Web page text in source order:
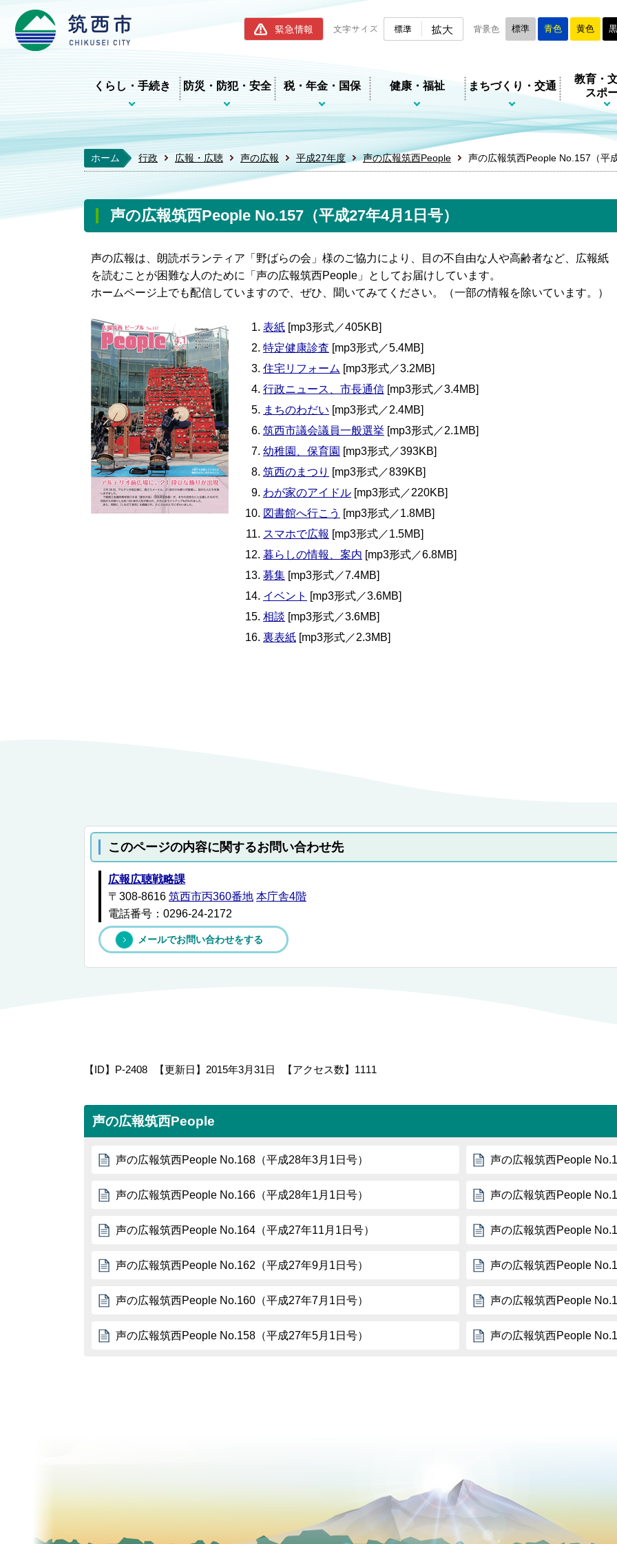
筑西市ホームページ
緊急情報 文字サイズ 標準 拡大 背景色 標準 青色 黄色
くらし・手続き 防災・防犯・安全 税・年金・国保 健康・福祉 まちづくり・交通
教育・
スポ
ホーム 行政 広報・広聴 声の広報 平成27年度 声の広報筑西People 声の広報筑西People No.157（平
声の広報筑西People No.157（平成27年4月1日号）
声の広報は、朗読ボランティア「野ばらの会」様のご協力により、目の不自由な人や高齢者など、広報紙
を読むことが困難な人のために「声の広報筑西People」としてお届けしています。
ホームページ上でも配信していますので、ぜひ、聞いてみてください。（一部の情報を除いています。）
表紙 [mp3形式／405KB]
特定健康診査 [mp3形式／5.4MB]
住宅リフォーム [mp3形式／3.2MB]
行政ニュース、市長通信 [mp3形式／3.4MB]
まちのわだい [mp3形式／2.4MB]
筑西市議会議員一般選挙 [mp3形式／2.1MB]
幼稚園、保育園 [mp3形式／393KB]
筑西のまつり [mp3形式／839KB]
わが家のアイドル [mp3形式／220KB]
図書館へ行こう [mp3形式／1.8MB]
スマホで広報 [mp3形式／1.5MB]
暮らしの情報、案内 [mp3形式／6.8MB]
募集 [mp3形式／7.4MB]
イベント [mp3形式／3.6MB]
相談 [mp3形式／3.6MB]
裏表紙 [mp3形式／2.3MB]
このページの内容に関するお問い合わせ先
広報広聴戦略課
〒308-8616 筑西市丙360番地 本庁舎4階
電話番号：0296-24-2172
メールでお問い合わせをする
【ID】 P-2408 【更新日】 2015年3月31日 【アクセス数】 1111
声の広報筑西People
声の広報筑西People No.168（平成28年3月1日号） 声の広報筑西People
声の広報筑西People No.166（平成28年1月1日号） 声の広報筑西People
声の広報筑西People No.164（平成27年11月1日号） 声の広報筑西People
声の広報筑西People No.162（平成27年9月1日号） 声の広報筑西People
声の広報筑西People No.160（平成27年7月1日号） 声の広報筑西People
声の広報筑西People No.158（平成27年5月1日号） 声の広報筑西People